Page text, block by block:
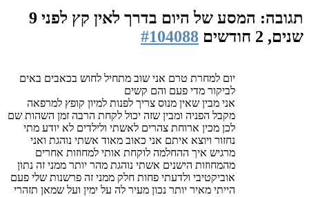
תגובה: המסע של היום בדרך לאין קץ
לפני 9
שנים, 2 חודשים
#104088
יום למחרת טרם אני שוב מתחיל לחוש בכאבים באים
לביקור מדי פעם והם קשים
אני מבין שאין מנוס צריך לפנות למיון קופץ למרפאה
מקבל הפניה ומבין שזה יכול לקחת הרבה זמן השהות שם
לכן מכין ארוחת צהרים לאשתי ולילדים לא יודע מתי
נחזור ויוצא איתם אני כאוב מאוד אשתי נוהגת ואני
מרגיש איך ההחלמה לוקחת אותי למחוזות אחרים
מהמחוזות הישנים אשתי נוהגת מהר יותר ממני זה נתון
אוביקטיבי ולדעתי פחות חלק ממני זה פרשנות שלי פעם
הייתי מאיר יותר נכון מעיר לה על ימין ועל שמאן תזהרי